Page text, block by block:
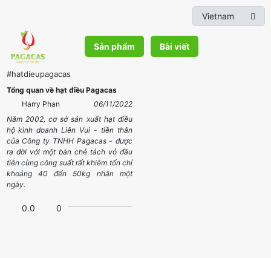
Sản phẩm Bài viết
#hatdieupagacas
Tổng quan về hạt điều Pagacas
Harry Phan
06/11/2022
Năm 2002, cơ sở sản xuất hạt điều
hộ kinh doanh Liên Vui - tiền thân
của Công ty TNHH Pagacas - được
ra đời với một bàn chẻ tách vỏ đầu
tiên cùng công suất rất khiêm tốn chỉ
khoảng 40 đến 50kg nhân một
ngày.
0.0 0